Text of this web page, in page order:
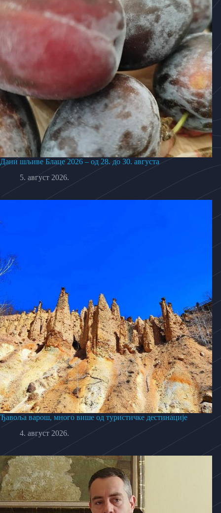
Дани шљиве Блаце 2026 – од 28. до 30. августа
5. август 2026.
Ђавоља варош, много више од туристичке дестинације
4. август 2026.